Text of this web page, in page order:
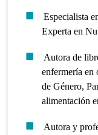
Especialista
Experta en
Autora de
enfermería en obesidad infantil, Diabetes, Violencia
de Género,
alimentación
Autora y